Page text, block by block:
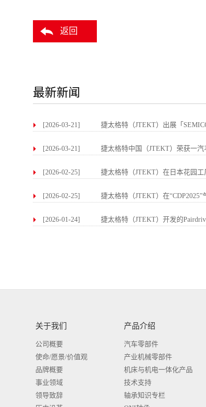
返回
最新新闻
[2026-03-21] 捷太格特（JTEKT）出展「
[2026-03-21] 捷太格特中国（JTEKT）荣获一汽
[2026-02-25] 捷太格特（JTEKT）在日本花园工
[2026-02-25] 捷太格特（JTEKT）在
[2026-01-24] 捷太格特（JTEKT）开发的
关于我们
公司概要
使命/愿景/价值观
品牌概要
事业领域
领导致辞
产品介绍
汽车零部件
产业机械零部件
机床与机电一体化产品
技术支持
轴承知识专栏